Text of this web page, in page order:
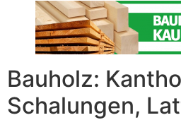
Bauholz:
Schalungen,